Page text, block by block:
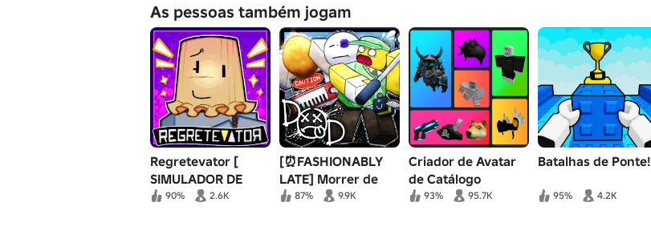
As pessoas também jogam
Regretevator [
SIMULADOR DE
ELEVADOR ]
90% 2.6K
[⏰FASHIONABLY
LATE] Morrer de
Morte
87% 9.9K
Criador de Avatar
de Catálogo
93% 95.7K
Batalhas de Ponte!
95% 4.2K